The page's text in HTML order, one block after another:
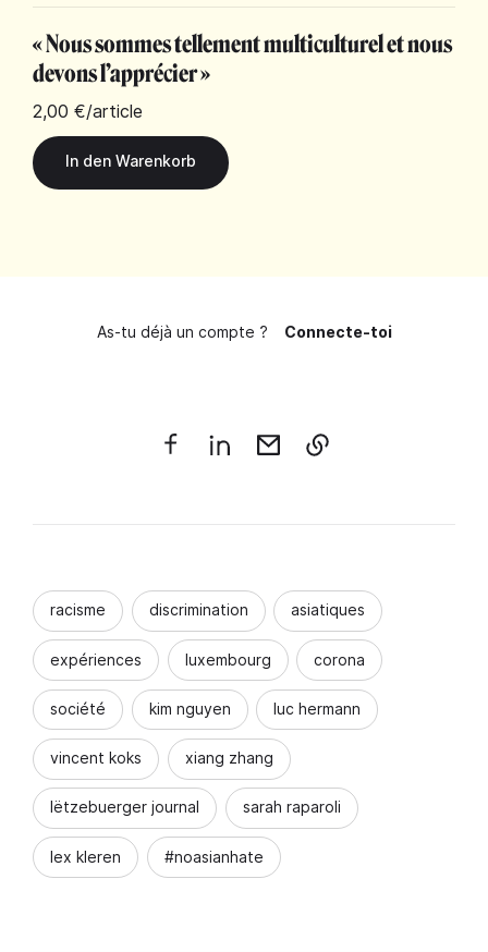
« Nous sommes tellement multiculturel et nous
devons l’apprécier »
2,00 €/article
As-tu déjà un compte ? Connecte-toi
racisme discrimination asiatiques
expériences luxembourg corona
société kim nguyen luc hermann
vincent koks xiang zhang
lëtzebuerger journal sarah raparoli
lex kleren #noasianhate